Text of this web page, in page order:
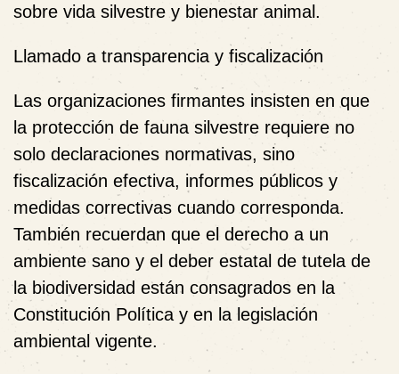
sobre vida silvestre y bienestar animal.
Llamado a transparencia y fiscalización
Las organizaciones firmantes insisten en que
la protección de fauna silvestre requiere no
solo declaraciones normativas, sino
fiscalización efectiva, informes públicos y
medidas correctivas cuando corresponda.
También recuerdan que el derecho a un
ambiente sano y el deber estatal de tutela de
la biodiversidad están consagrados en la
Constitución Política y en la legislación
ambiental vigente.